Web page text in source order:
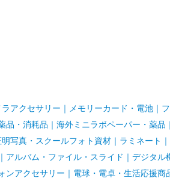
ラアクセサリー メモリーカード・電池
品・消耗品 海外ミニラボペーパー・薬品
明写真・スクールフォト資材 ラミネート
アルバム・ファイル・スライド デジタル
ンアクセサリー 電球・電卓・生活応援商